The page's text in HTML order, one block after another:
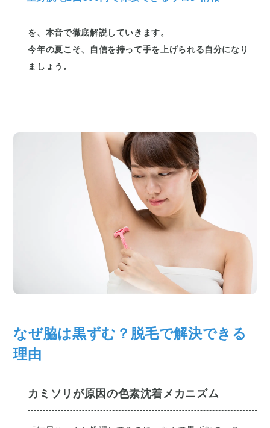
を、本音で徹底解説していきます。
今年の夏こそ、自信を持って手を上げられる自分になり
ましょう。
なぜ脇は黒ずむ？脱毛で解決できる
理由
カミソリが原因の色素沈着メカニズム